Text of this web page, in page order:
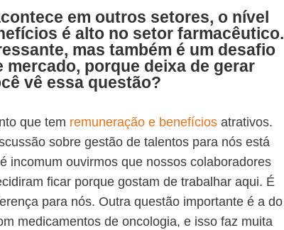
em outros setores, o nível
é alto no setor farmacêutico.
mas também é um desafio
mercado, porque deixa de gerar
vê essa questão?
que tem remuneração e benefícios atrativos.
sobre gestão de talentos para nós está
incomum ouvirmos que nossos colaboradores
ficar porque gostam de trabalhar aqui. É
para nós. Outra questão importante é a do
medicamentos de oncologia, e isso faz muita